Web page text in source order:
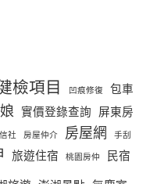
檢項目 凹痕修復
包車
實價登錄查詢 屏東房
社 房屋仲介 房屋網
手刮
旅遊住宿 桃園房仲
民宿